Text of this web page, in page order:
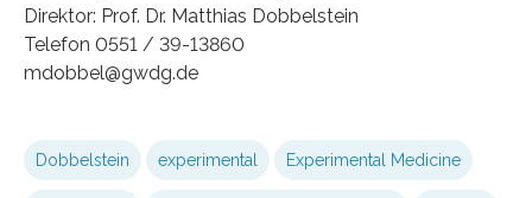
Direktor: Prof. Dr. Matthias Dobbelstein
Telefon 0551 / 39-13860
mdobbel@gwdg.de
Dobbelstein experimental Experimental Medicine